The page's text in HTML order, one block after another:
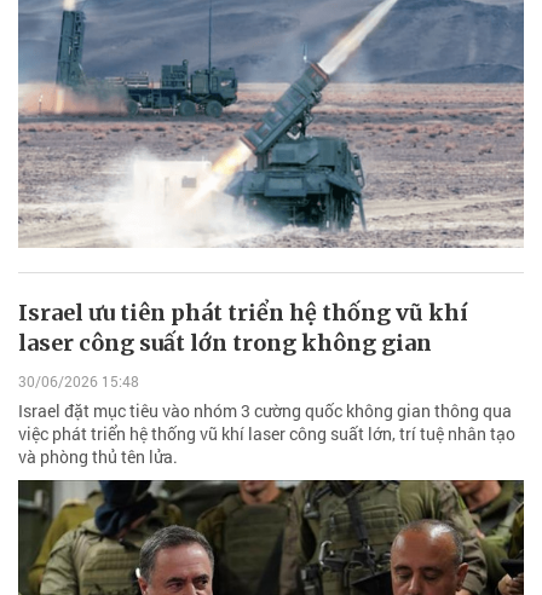
Israel ưu tiên phát triển hệ thống vũ khí
laser công suất lớn trong không gian
30/06/2026 15:48
Israel đặt mục tiêu vào nhóm 3 cường quốc không gian thông qua
việc phát triển hệ thống vũ khí laser công suất lớn, trí tuệ nhân tạo
và phòng thủ tên lửa.